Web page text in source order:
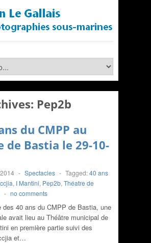
Pep2b
du CMPP au
de Bastia le 29-10-
- Spectacles - Tagged:40 ans
, I Mantini, Pep2b, Théatre de
- no comments
des 40 ans du CMPP de Bastia, une
avait lieu au Théâtre municipal de
en première partie suivi des
et…